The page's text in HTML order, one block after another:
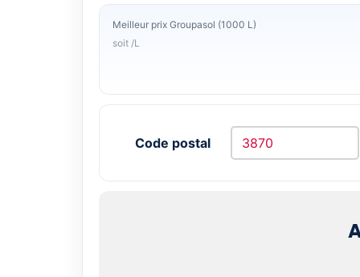
Meilleur prix Groupasol (1000 L)
soit /L
Code postal